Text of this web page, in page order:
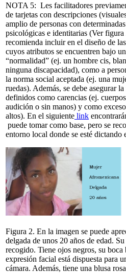
NOTA 5: Les facilitadores
de tarjetas con descripciones
amplio de personas con
psicológicas e identitarias (Ver
recomienda incluir en el diseño de
cuyos atributos se encuentren bajo
“normalidad” (ej. un hombre cis,
ninguna discapacidad), como a
la norma social aceptada (ej. una
ruedas). Además, se debe asegurar
definidos como carencias (ej.
audición o sin manos) y como
altos). En el siguiente link
puede tomar como base, pero se
entorno local donde se esté dictando
Figura 2. En la imagen se puede
delgada de unos 20 años de edad.
recogido. Tiene ojos negros, su boca
expresión facial está dispuesta para
cámara. Además, tiene una blusa